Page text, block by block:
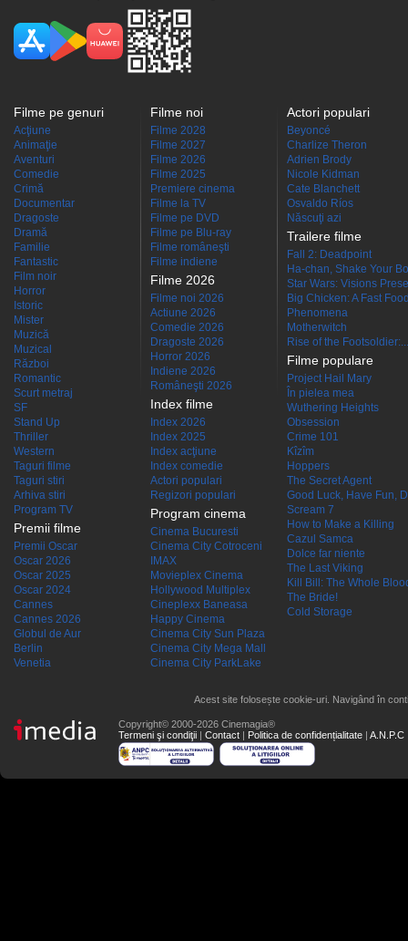
Filme pe genuri
Acţiune
Animaţie
Aventuri
Comedie
Crimă
Documentar
Dragoste
Dramă
Familie
Fantastic
Film noir
Horror
Istoric
Mister
Muzică
Muzical
Război
Romantic
Scurt metraj
SF
Stand Up
Thriller
Western
Taguri filme
Taguri stiri
Arhiva stiri
Program TV
Premii filme
Premii Oscar
Oscar 2026
Oscar 2025
Oscar 2024
Cannes
Cannes 2026
Globul de Aur
Berlin
Venetia
Filme noi
Filme 2028
Filme 2027
Filme 2026
Filme 2025
Premiere cinema
Filme la TV
Filme pe DVD
Filme pe Blu-ray
Filme româneşti
Filme indiene
Filme 2026
Filme noi 2026
Actiune 2026
Comedie 2026
Dragoste 2026
Horror 2026
Indiene 2026
Româneşti 2026
Index filme
Index 2026
Index 2025
Index acţiune
Index comedie
Actori populari
Regizori populari
Program cinema
Cinema Bucuresti
Cinema City Cotroceni
IMAX
Movieplex Cinema
Hollywood Multiplex
Cineplexx Baneasa
Happy Cinema
Cinema City Sun Plaza
Cinema City Mega Mall
Cinema City ParkLake
Actori populari
Beyoncé
Charlize Theron
Adrien Brody
Nicole Kidman
Cate Blanchett
Osvaldo Ríos
Născuţi azi
Trailere filme
Fall 2: Deadpoint
Ha-chan, Shake Your
Star Wars: Visions
Big Chicken: A Fast
Phenomena
Motherwitch
Rise of the Footsoldier:...
Filme populare
Project Hail Mary
În pielea mea
Wuthering Heights
Obsession
Crime 101
Kîzîm
Hoppers
The Secret Agent
Good Luck, Have Fun,
Scream 7
How to Make a Killing
Cazul Samca
Dolce far niente
The Last Viking
Kill Bill: The Whole
The Bride!
Cold Storage
Acest site folosește cookie-uri. Navigând în
Copyright© 2000-2026 Cinemagia®
Termeni şi condiţii | Contact | Politica de confidențialitate | A.N.P.C